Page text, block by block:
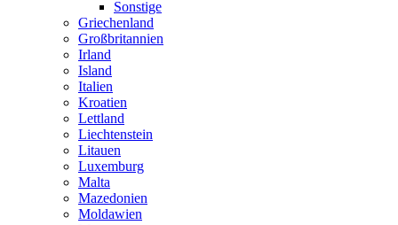
Sonstige
Griechenland
Großbritannien
Irland
Island
Italien
Kroatien
Lettland
Liechtenstein
Litauen
Luxemburg
Malta
Mazedonien
Moldawien